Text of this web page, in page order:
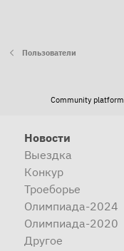
Пользователи
Community
Новости
Выездка
Конкур
Троеборье
Олимпиада-2024
Олимпиада-2020
Другое